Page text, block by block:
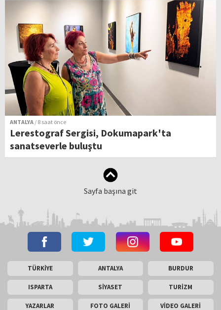
ANTALYA / 8 saat önce
Lerestograf Sergisi, Dokumapark'ta
sanatseverle buluştu
Sayfa başına git
TÜRKİYE ANTALYA BURDUR
ISPARTA SİYASET TURİZM
YAZARLAR FOTO GALERİ VİDEO GALERİ